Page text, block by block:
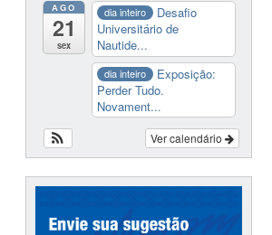
AGO
21
sex
dia inteiro
Desafio
Universitário de
Nautide...
dia inteiro
Exposição:
Perder Tudo.
Novament...
Ver calendário